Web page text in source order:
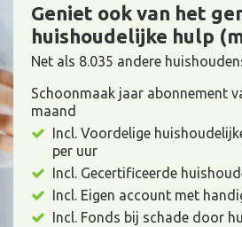
Geniet ook van het
huishoudelijke hulp
Net als 8.035 andere
Schoonmaak jaar abonnement
maand
Incl. Voordelige
per uur
Incl. Gecertificeerde
Incl. Eigen account met
Incl. Fonds bij schade door